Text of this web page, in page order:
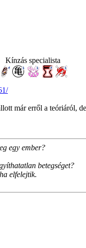
Kínzás specialista
már erről a teóriáról,
egy ember?
betegséget?
elfelejtik.